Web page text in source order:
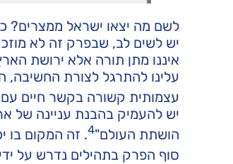
לשם מה יצאו ישראל ממצרים?
יש לשים לב, שבפרק זה לא
איננו מתן תורה אלא ירושת
עלינו להתרגל לצורת החשיבה,
עצמותית קשורה בקשר חיים
יש להעמיק בהבנת עניינה של
הושתת העולם"4. זה המקום בו
סוף הפרק בתהילים נדרש על